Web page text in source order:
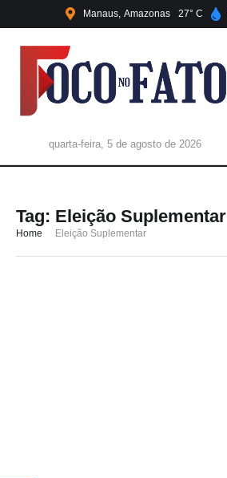
Manaus Amazonas 27
quarta-feira, 5 de agosto de 2026
Tag: Eleição Suplementar
Home Eleição Suplementar